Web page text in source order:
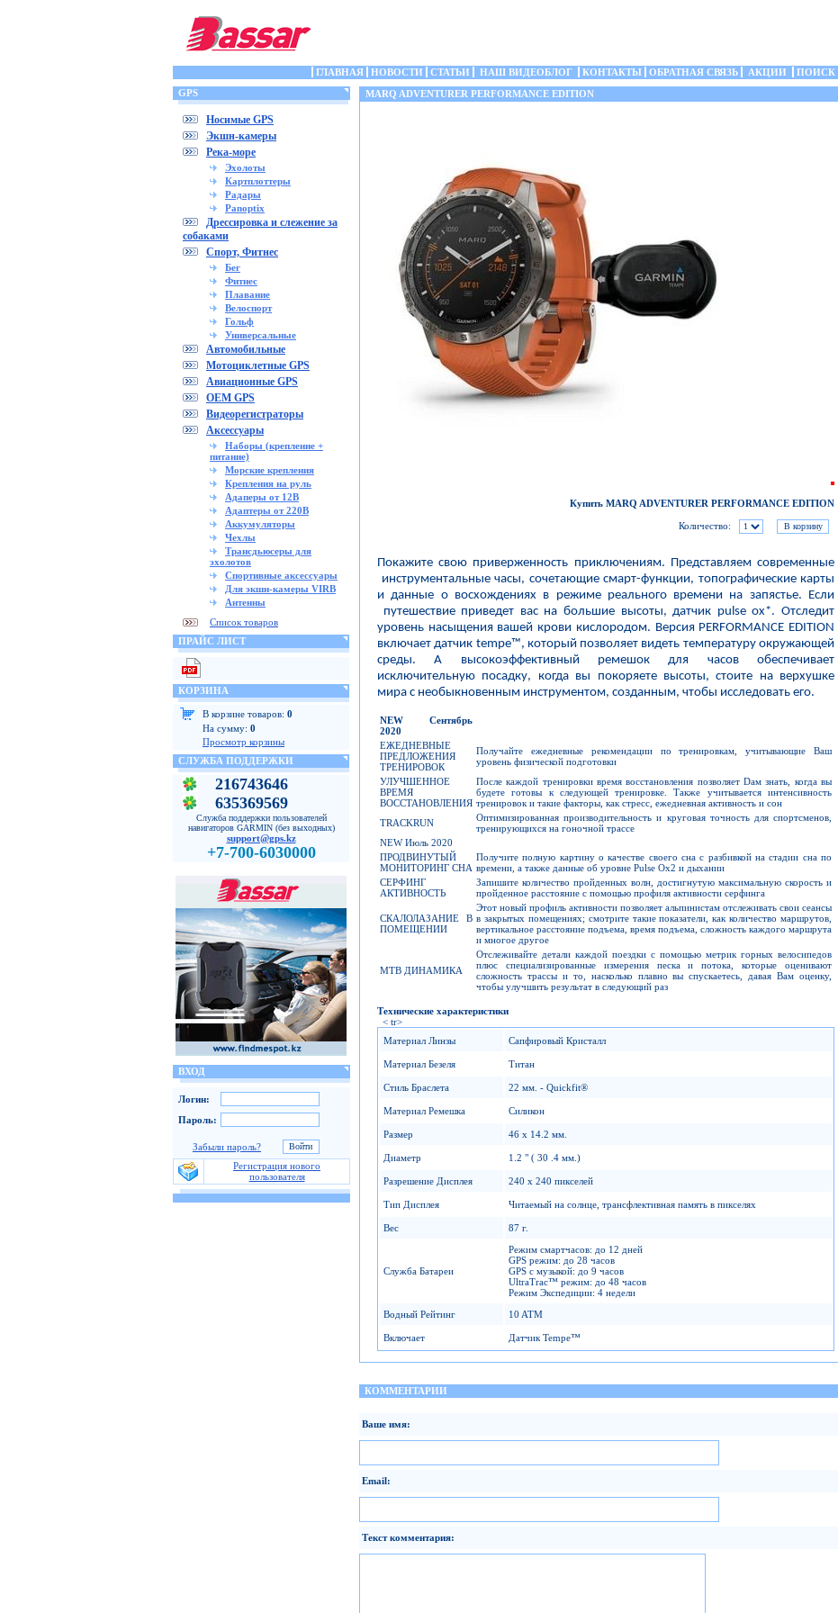
ГЛАВНАЯ НОВОСТИ СТАТЬИ НАШ ВИДЕОБЛОГ КОНТАКТЫ ОБРАТНАЯ СВЯЗЬ АКЦИИ ПОИСК
GPS
Носимые GPS
Экшн-камеры
Река-море
Эхолоты
Картплоттеры
Радары
Panoptix
Дрессировка и слежение за
собаками
Спорт, Фитнес
Бег
Фитнес
Плавание
Велоспорт
Гольф
Универсальные
Автомобильные
Мотоциклетные GPS
Авиационные GPS
OEM GPS
Видеорегистраторы
Аксессуары
Наборы (крепление +
питание)
Морские крепления
Крепления на руль
Адаперы от 12В
Адаптеры от 220В
Аккумуляторы
Чехлы
Трансдьюсеры для
эхолотов
Спортивные аксессуары
Для экшн-камеры VIRB
Антенны
Список товаров
ПРАЙС ЛИСТ
КОРЗИНА
В корзине товаров: 0
На сумму: 0
Просмотр корзины
СЛУЖБА ПОДДЕРЖКИ
216743646
635369569
Служба поддержки пользователей
навигаторов GARMIN (без выходных)
support@gps.kz
+7-700-6030000
ВХОД
Логин:
Пароль:
Забыли пароль?
Регистрация нового
пользователя
MARQ ADVENTURER PERFORMANCE EDITION
Купить MARQ ADVENTURER PERFORMANCE EDITION
Количество:
Покажите свою приверженность приключениям. Представляем современные
инструментальные часы, сочетающие смарт-функции, топографические карты
и данные о восхождениях в режиме реального времени на запястье. Если
путешествие приведет вас на большие высоты, датчик pulse ox*. Отследит
уровень насыщения вашей крови кислородом. Версия PERFORMANCE EDITION
включает датчик tempe™, который позволяет видеть температуру окружающей
среды. А высокоэффективный ремешок для часов обеспечивает
исключительную посадку, когда вы покоряете высоты, стоите на верхушке
мира с необыкновенным инструментом, созданным, чтобы исследовать его.
NEW Сентябрь
2020
ЕЖЕДНЕВНЫЕ
ПРЕДЛОЖЕНИЯ
ТРЕНИРОВОК
Получайте ежедневные рекомендации по тренировкам, учитывающие Ваш
уровень физической подготовки
УЛУЧШЕННОЕ
ВРЕМЯ
ВОССТАНОВЛЕНИЯ
После каждой тренировки время восстановления позволяет Dам знать, когда вы
будете готовы к следующей тренировке. Также учитывается интенсивность
тренировок и такие факторы, как стресс, ежедневная активность и сон
TRACKRUN
Оптимизированная производительность и круговая точность для спортсменов,
тренирующихся на гоночной трассе
NEW Июль 2020
ПРОДВИНУТЫЙ
МОНИТОРИНГ СНА
Получите полную картину о качестве своего сна с разбивкой на стадии сна по
времени, а также данные об уровне Pulse Ox2 и дыхании
СЕРФИНГ
АКТИВНОСТЬ
Запишите количество пройденных волн, достигнутую максимальную скорость и
пройденное расстояние с помощью профиля активности серфинга
СКАЛОЛАЗАНИЕ В
ПОМЕЩЕНИИ
Этот новый профиль активности позволяет альпинистам отслеживать свои сеансы
в закрытых помещениях; смотрите такие показатели, как количество маршрутов,
вертикальное расстояние подъема, время подъема, сложность каждого маршрута
и многое другое
MTB ДИНАМИКА
Отслеживайте детали каждой поездки с помощью метрик горных велосипедов
плюс специализированные измерения песка и потока, которые оценивают
сложность трассы и то, насколько плавно вы спускаетесь, давая Вам оценку,
чтобы улучшить результат в следующий раз
Технические характеристики
< tr>
Материал Линзы
Сапфировый Кристалл
Материал Безеля Титан
Стиль Браслета 22 мм. - Quickfit®
Материал Ремешка Силикон
Размер 46 x 14.2 мм.
Диаметр 1.2 " ( 30 .4 мм.)
Разрешение Дисплея 240 x 240 пикселей
Тип Дисплея Читаемый на солнце, трансфлективная память в пикселях
Вес 87 г.
Служба Батареи
Режим смартчасов: до 12 дней
GPS режим: до 28 часов
GPS с музыкой: до 9 часов
UltraTrac™ режим: до 48 часов
Режим Экспедиции: 4 недели
Водный Рейтинг
10 ATM
Включает Датчик Tempe™
КОММЕНТАРИИ
Ваше имя:
Email:
Текст комментария: